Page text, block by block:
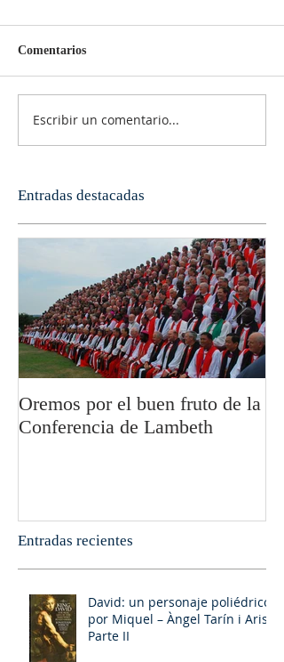
Comentarios
Escribir un comentario...
Entradas destacadas
Oremos por el buen fruto de la
Conferencia de Lambeth
Entradas recientes
David: un personaje poliédrico,
por Miquel – Àngel Tarín i Arisó
Parte II